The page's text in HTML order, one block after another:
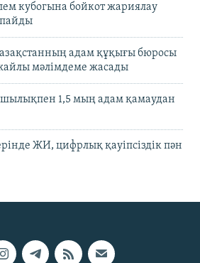
кубогына бойкот жариялау
адам құқығы бюросы
мәлімдеме жасады
1,5 мың адам қамаудан
ЖИ, цифрлық қауіпсіздік пән